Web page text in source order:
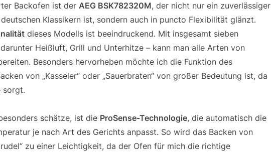
Backofen ist der AEG BSK782320M, der nicht nur ein zuverlässiger
Klassikern ist, sondern auch in puncto Flexibilität glänzt.
dieses Modells ist beeindruckend. Mit insgesamt sieben
Heißluft, Grill und Unterhitze – kann man alle Arten von
Besonders hervorheben möchte ich die Funktion des
von „Kasseler“ oder „Sauerbraten“ von großer Bedeutung ist, da
sorgt.
schätze, ist die ProSense-Technologie, die automatisch die
je nach Art des Gerichts anpasst. So wird das Backen von
zu einer Leichtigkeit, da der Ofen für mich die richtige